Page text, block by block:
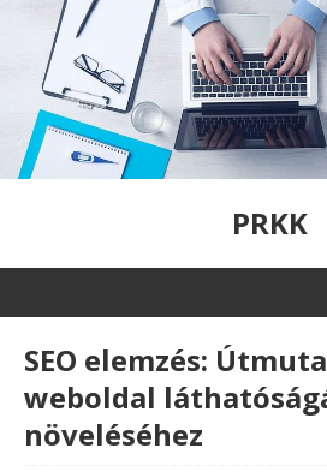
PRKK
SEO elemzés:
weboldal
növeléséhez